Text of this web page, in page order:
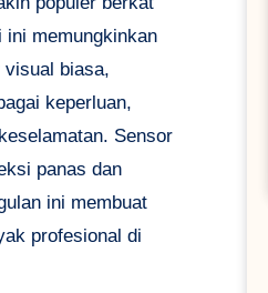
ini memungkinkan
visual biasa,
keperluan,
Sensor
panas dan
ini membuat
profesional di